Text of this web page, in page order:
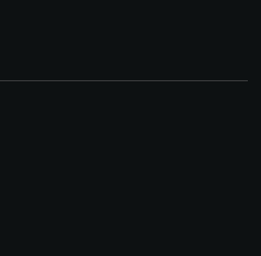
Questi cookie